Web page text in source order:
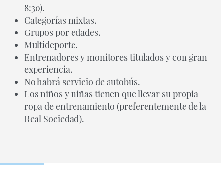
8:30).
Categorías mixtas.
Grupos por edades.
Multideporte.
Entrenadores y monitores titulados y con gran
experiencia.
No habrá servicio de autobús.
Los niños y niñas tienen que llevar su propia
ropa de entrenamiento (preferentemente de la
Real Sociedad).